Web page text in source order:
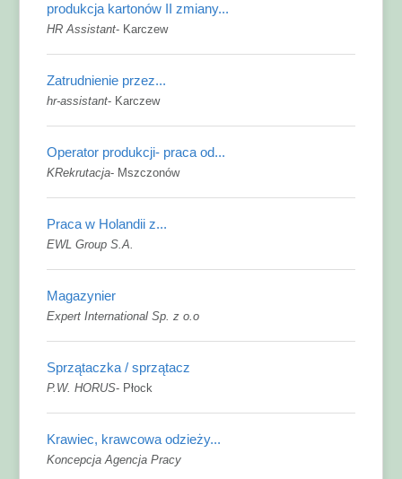
produkcja kartonów II zmiany...
HR Assistant- Karczew
Zatrudnienie przez...
hr-assistant- Karczew
Operator produkcji- praca od...
KRekrutacja- Mszczonów
Praca w Holandii z...
EWL Group S.A.
Magazynier
Expert International Sp. z o.o
Sprzątaczka / sprzątacz
P.W. HORUS- Płock
Krawiec, krawcowa odzieży...
Koncepcja Agencja Pracy